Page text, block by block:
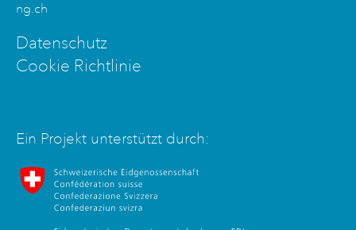
ng.ch
Datenschutz
Cookie Richtlinie
Ein Projekt unterstützt durch: